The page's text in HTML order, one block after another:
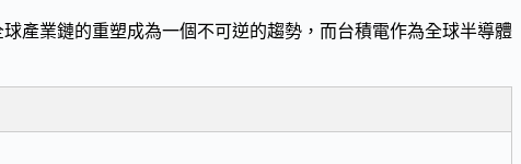
產業鏈的重塑成為一個不可逆的趨勢，而台積電作為全球半導體